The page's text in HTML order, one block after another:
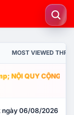
MOST VIEWED
NỘI QUY CỘNG
ngày 06/08/2026